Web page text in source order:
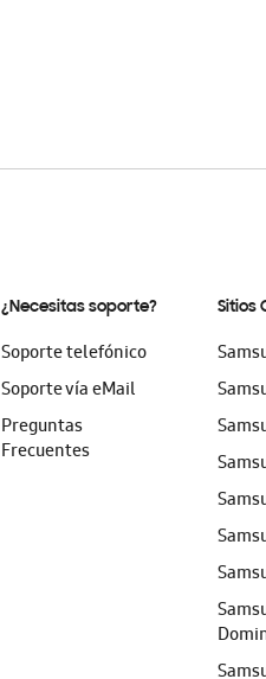
¿Necesitas soporte?
Soporte telefónico
Soporte vía eMail
Preguntas
Frecuentes
Sitios